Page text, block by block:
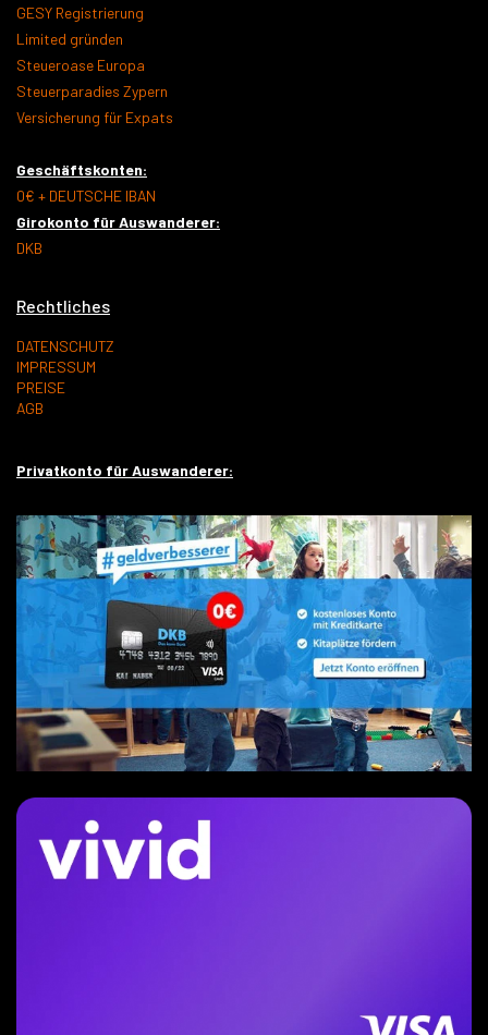
GESY Registrierung
Limited gründen
Steueroase Europa
Steuerparadies Zypern
Versicherung für Expats
Geschäftskonten:
0€ + DEUTSCHE IBAN
Girokonto für Auswanderer:
DKB
Rechtliches
DATENSCHUTZ
IMPRESSUM
PREISE
AGB
Privatkonto für Auswanderer: